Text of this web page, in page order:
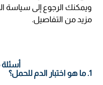
ويمكنك الرجوع إلى سياسة
مزيد من التفاصيل.
1. ما هو اختبار الدم للحمل؟